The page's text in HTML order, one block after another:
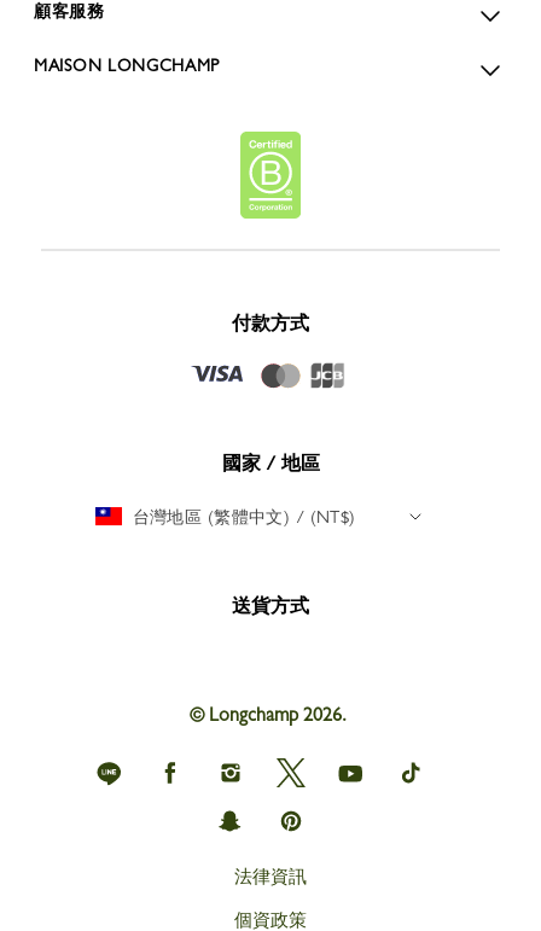
顧客服務
MAISON LONGCHAMP
付款方式
國家 / 地區
台灣地區 (繁體中文) / (NT$)
送貨方式
© Longchamp 2026.
Longchamp
on
Longchamp
on
Facebook
Longchamp
on
Instagram
Longchamp
on
Twitter
Longchamp
on
Longchamp
on
Longchamp
on
Longchamp
on
法律資訊
個資政策